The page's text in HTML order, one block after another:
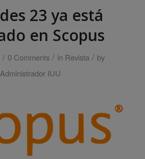
23 ya está
en Scopus
/ 0 Comments / in Revista / by
Administrador IUU